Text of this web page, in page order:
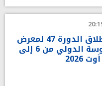
انطلاق الدورة 47 لمعرض
سوسة الدولي من 6 إلى